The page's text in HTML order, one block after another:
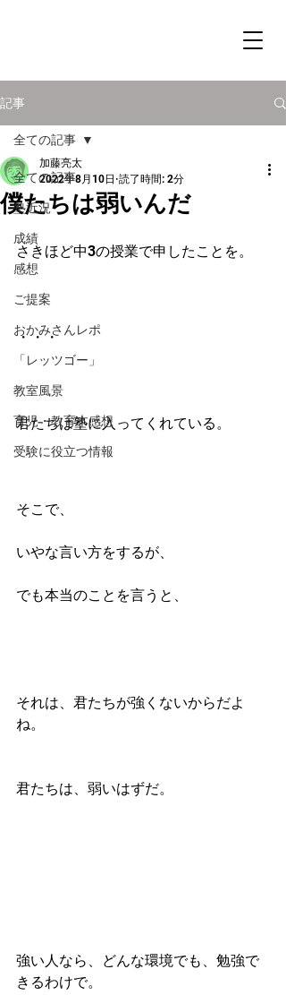
記事
全ての記事
塾近況
成績
感想
ご提案
おかみさんレポ
「レッツゴー」
教室風景
育児・教育本感想
受験に役立つ情報
全ての記事
僕たちは弱いんだ
加藤亮太
2022年8月10日 読了時間: 2分
さきほど中3の授業で申したことを。
・・・
君たちは塾に入ってくれている。
そこで、
いやな言い方をするが、
でも本当のことを言うと、
それは、君たちが強くないからだよ
ね。
君たちは、弱いはずだ。
強い人なら、どんな環境でも、勉強で
きるわけで。